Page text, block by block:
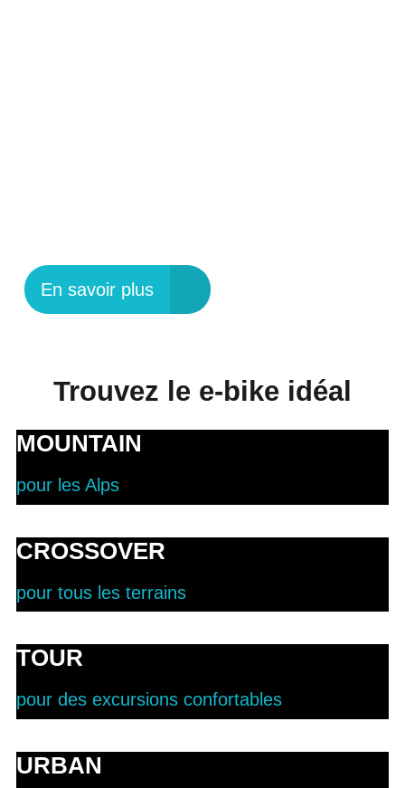
En savoir plus
Trouvez le e-bike idéal
MOUNTAIN
pour les Alps
CROSSOVER
pour tous les terrains
TOUR
pour des excursions confortables
URBAN